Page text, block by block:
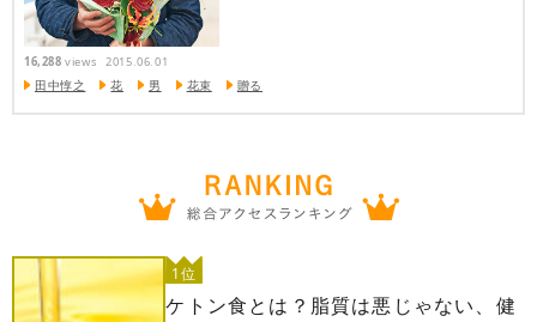
16,288 views 2015.06.01
田中惇之 花 男 花束 贈る
1位
ケトン食とは？脂質は悪じゃない、健